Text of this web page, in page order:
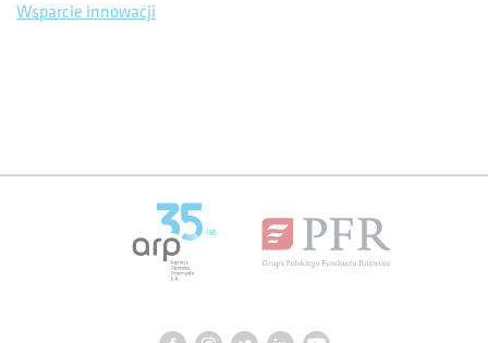
Wsparcie innowacji